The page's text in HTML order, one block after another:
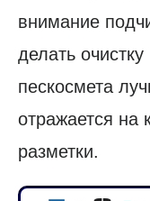
внимание
делать
пескосмета
отражается на
разметки.